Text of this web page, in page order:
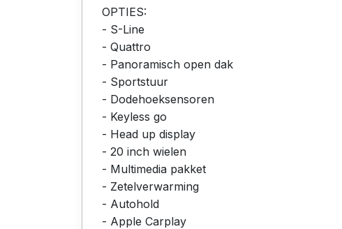
OPTIES:
- S-Line
- Quattro
- Panoramisch open dak
- Sportstuur
- Dodehoeksensoren
- Keyless go
- Head up display
- 20 inch wielen
- Multimedia pakket
- Zetelverwarming
- Autohold
- Apple Carplay